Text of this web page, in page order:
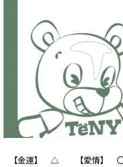
【金運】 △ 【愛情】